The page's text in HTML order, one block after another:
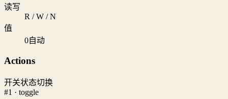
读写
R / W / N
值
0自动
Actions
开关状态切换
#1 · toggle